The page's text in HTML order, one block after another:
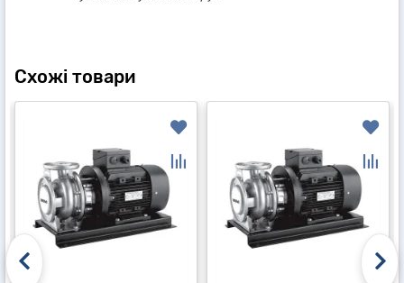
Схожі товари